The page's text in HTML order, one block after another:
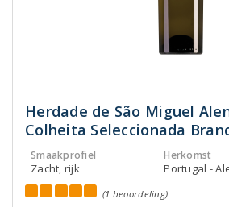
Herdade de São Miguel
Colheita Seleccionada
Smaakprofiel
Zacht, rijk
Herkomst
Portugal -
(1 beoordeling)